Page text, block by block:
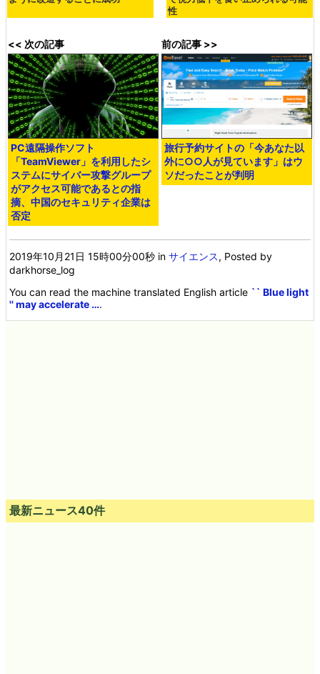
性
<< 次の記事
PC遠隔操作ソフト
「TeamViewer」を利用したシ
ステムにサイバー攻撃グループ
がアクセス可能であるとの指
摘、中国のセキュリティ企業は
否定
前の記事 >>
旅行予約サイトの「今あなた以
外に○○人が見ています」はウ
ソだったことが判明
2019年10月21日 15時00分00秒 inサイエンス, Posted by
darkhorse_log
You can read the machine translated English article `` Blue light
'' may accelerate ….
最新ニュース40件